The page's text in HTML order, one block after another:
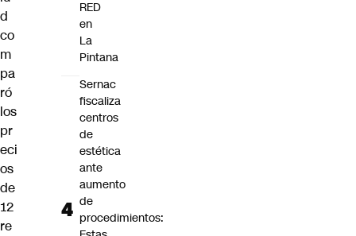
d
co
m
pa
ró
los
pr
eci
os
de
12
re
RED
en
La
Pintana
Sernac
fiscaliza
centros
de
estética
ante
aumento
de
procedimientos: